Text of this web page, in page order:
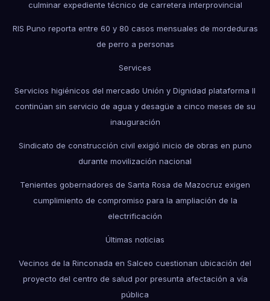
culminar expediente técnico de carretera interprovincial
RIS Puno reporta entre 60 y 80 casos mensuales de mordeduras
de perro a personas
Services
Servicios higiénicos del mercado Unión y Dignidad plataforma II
continúan sin servicio de agua y desagüe a cinco meses de su
inauguración
Sindicato de construcción civil exigió inicio de obras en puno
durante movilización nacional
Tenientes gobernadores de Santa Rosa de Mazocruz exigen
cumplimiento de compromiso para la ampliación de la
electrificación
Últimas noticias
Vecinos de la Rinconada en Salceo cuestionan ubicación del
proyecto del centro de salud por presunta afectación a vía
pública